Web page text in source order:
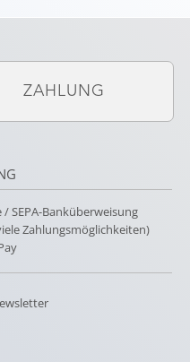
ZAHLUNG
/ SEPA-Banküberweisung
Zahlungsmöglichkeiten)